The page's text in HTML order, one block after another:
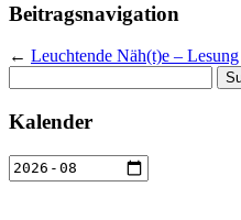
Beitragsnavigation
← Leuchtende Näh(t)e – Lesung
nach:
Kalender